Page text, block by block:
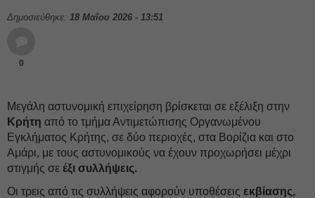
Δημοσιεύθηκε: 18 Μαΐου 2026 - 13:51
0
Μεγάλη αστυνομική επιχείρηση βρίσκεται σε εξέλιξη στην
Κρήτη από το τμήμα Αντιμετώπισης Οργανωμένου
Εγκλήματος Κρήτης, σε δύο περιοχές, στα Βορίζια και στο
Αμάρι, με τους αστυνομικούς να έχουν προχωρήσει μέχρι
στιγμής σε έξι συλλήψεις.
Οι τρεις από τις συλλήψεις αφορούν υποθέσεις εκβίασης,